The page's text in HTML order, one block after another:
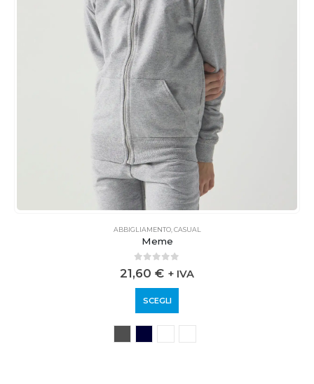
ABBIGLIAMENTO, CASUAL
Meme
0out of 5
21,60 € + IVA
SCEGLI